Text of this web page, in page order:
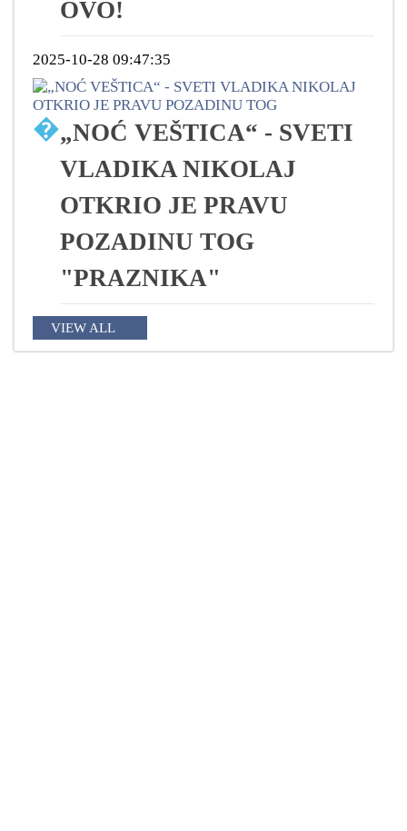
OVO!
2025-10-28 09:47:35
�„NOĆ VEŠTICA“ - SVETI
VLADIKA NIKOLAJ
OTKRIO JE PRAVU
POZADINU TOG
"PRAZNIKA"
VIEW ALL